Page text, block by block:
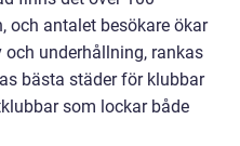
och antalet besökare ökar
underhållning, rankas
bästa städer för klubbar
som lockar både